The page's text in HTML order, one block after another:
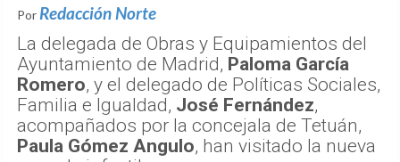
Por Redacción Norte
La delegada de Obras y Equipamientos del
Ayuntamiento de Madrid, Paloma García
Romero, y el delegado de Políticas Sociales,
Familia e Igualdad, José Fernández,
acompañados por la concejala de Tetuán,
Paula Gómez Angulo, han visitado la nueva